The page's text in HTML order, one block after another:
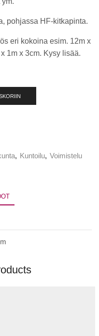
pohjassa HF-kitkapinta.
eri kokoina esim. 12m x
1m x 3cm. Kysy lisää.
, Kuntoilu, Voimistelu